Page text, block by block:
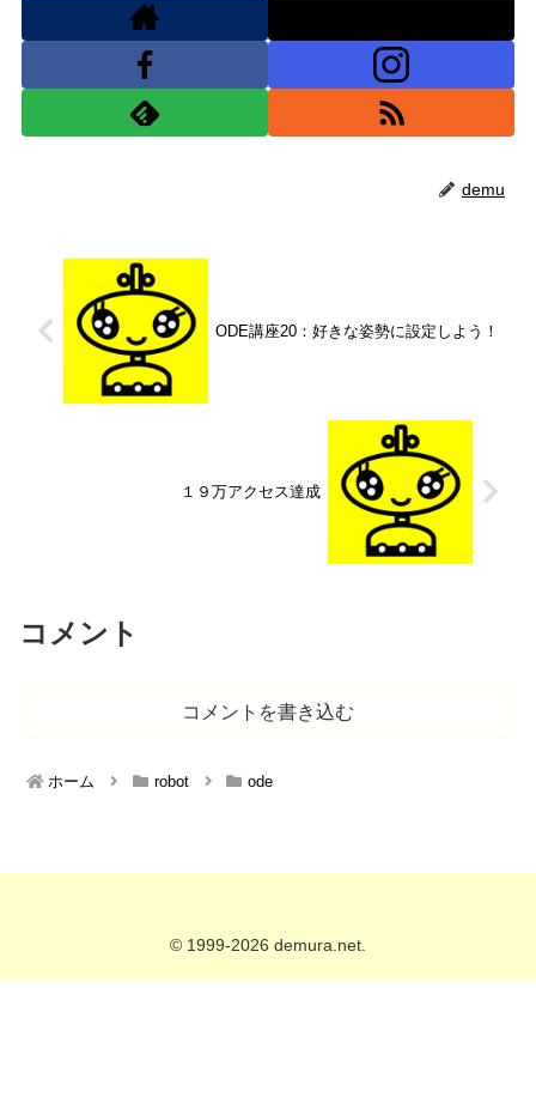
demu
ODE講座20：好きな姿勢に設定しよう！
１９万アクセス達成
コメント
コメントを書き込む
ホーム robot ode
© 1999-2026 demura.net.